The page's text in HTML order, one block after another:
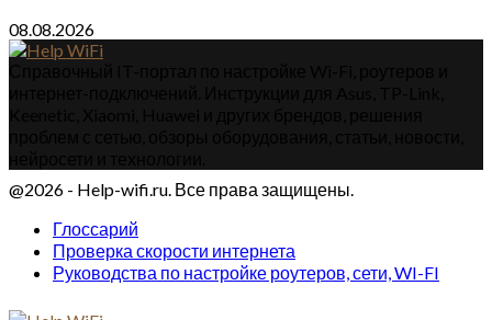
08.08.2026
@2026 - Help-wifi.ru. Все права защищены.
Глоссарий
Проверка скорости интернета
Руководства по настройке роутеров, сети, WI-FI